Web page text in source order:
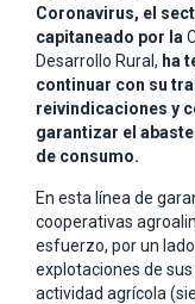
Coronavirus, el
capitaneado por la
Desarrollo Rural, ha
continuar con su
reivindicaciones y
garantizar el
de consumo.
En esta línea de
cooperativas
esfuerzo, por un
explotaciones de
actividad agrícola